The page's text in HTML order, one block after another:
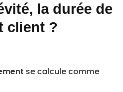
la durée de
client ?
se calcule comme